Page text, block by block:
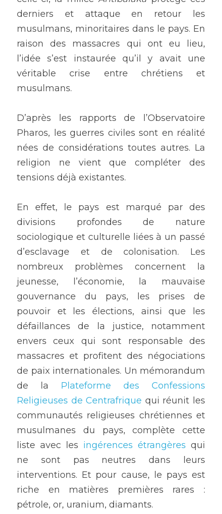
derniers et attaque en retour les
musulmans, minoritaires dans le pays. En
raison des massacres qui ont eu lieu,
l’idée s’est instaurée qu’il y avait une
véritable crise entre chrétiens et
musulmans.
D’après les rapports de l’Observatoire
Pharos, les guerres civiles sont en réalité
nées de considérations toutes autres. La
religion ne vient que compléter des
tensions déjà existantes.
En effet, le pays est marqué par des
divisions profondes de nature
sociologique et culturelle liées à un passé
d’esclavage et de colonisation. Les
nombreux problèmes concernent la
jeunesse, l’économie, la mauvaise
gouvernance du pays, les prises de
pouvoir et les élections, ainsi que les
défaillances de la justice, notamment
envers ceux qui sont responsable des
massacres et profitent des négociations
de paix internationales. Un mémorandum
de la Plateforme des Confessions
Religieuses de Centrafrique qui réunit les
communautés religieuses chrétiennes et
musulmanes du pays, complète cette
liste avec les ingérences étrangères qui
ne sont pas neutres dans leurs
interventions. Et pour cause, le pays est
riche en matières premières rares :
pétrole, or, uranium, diamants.